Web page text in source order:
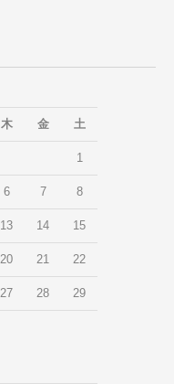
木 金 土
1
6 7 8
13 14 15
20 21 22
27 28 29